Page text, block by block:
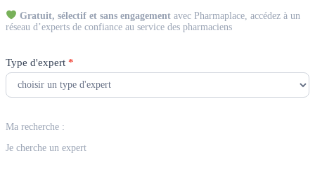
Gratuit, sélectif et sans engagementavec Pharmaplace, accédez à un
réseau d’experts de confiance au service des pharmaciens
Type d'expert *
Ma recherche :
Je cherche un expert